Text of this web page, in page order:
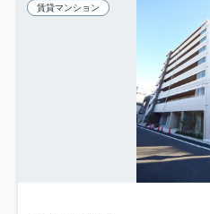
賃貸マンション